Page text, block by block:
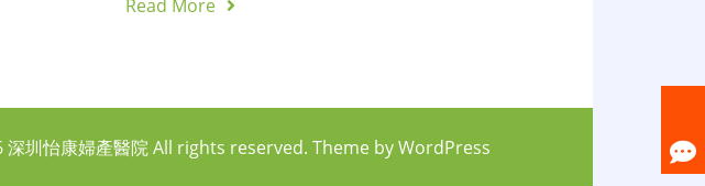
Read More
深圳怡康婦產醫院All rights reserved. Theme byWordPress